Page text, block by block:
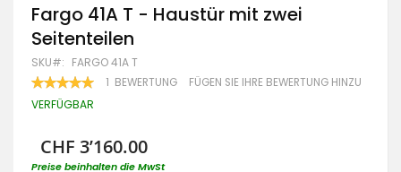
Zum
Anfang
der
Bildgalerie
springen
Fargo 41A T - Haustür mit zwei
Seitenteilen
SKU FARGO 41A T
BEWERTUNG:
100
1 BEWERTUNG FÜGEN SIE IHRE BEWERTUNG HINZU
VERFÜGBAR
CHF 3’160.00
Preise beinhalten die MwSt